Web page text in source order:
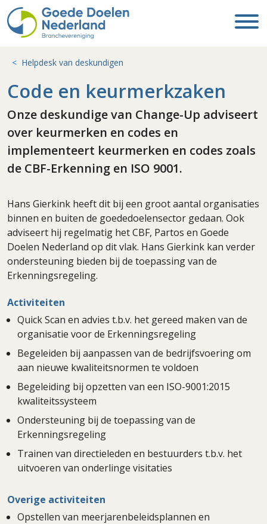
Helpdesk van deskundigen
Code en keurmerkzaken
Onze deskundige van Change-Up adviseert
over keurmerken en codes en
implementeert keurmerken en codes zoals
de CBF-Erkenning en ISO 9001.
Hans Gierkink heeft dit bij een groot aantal organisaties
binnen en buiten de goededoelensector gedaan. Ook
adviseert hij regelmatig het CBF, Partos en Goede
Doelen Nederland op dit vlak. Hans Gierkink kan verder
ondersteuning bieden bij de toepassing van de
Erkenningsregeling.
Activiteiten
Quick Scan en advies t.b.v. het gereed maken van de
organisatie voor de Erkenningsregeling
Begeleiden bij aanpassen van de bedrijfsvoering om
aan nieuwe kwaliteitsnormen te voldoen
Begeleiding bij opzetten van een ISO-9001:2015
kwaliteitssysteem
Ondersteuning bij de toepassing van de
Erkenningsregeling
Trainen van directieleden en bestuurders t.b.v. het
uitvoeren van onderlinge visitaties
Overige activiteiten
Opstellen van meerjarenbeleidsplannen en